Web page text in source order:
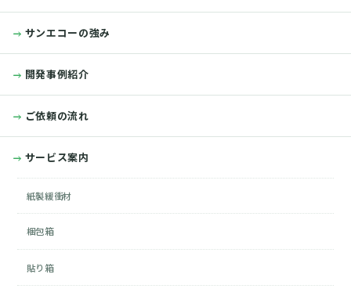
サンエコーの強み
開発事例紹介
ご依頼の流れ
サービス案内
紙製緩衝材
梱包箱
貼り箱